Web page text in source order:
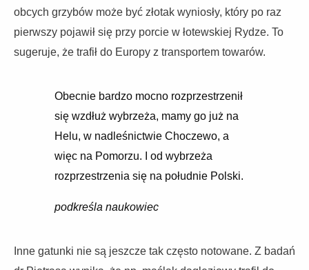
obcych grzybów może być złotak wyniosły, który po raz
pierwszy pojawił się przy porcie w łotewskiej Rydze. To
sugeruje, że trafił do Europy z transportem towarów.
Obecnie bardzo mocno rozprzestrzenił
się wzdłuż wybrzeża, mamy go już na
Helu, w nadleśnictwie Choczewo, a
więc na Pomorzu. I od wybrzeża
rozprzestrzenia się na południe Polski.
podkreśla naukowiec
Inne gatunki nie są jeszcze tak często notowane. Z badań